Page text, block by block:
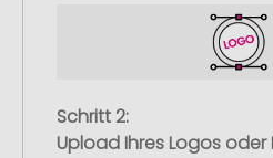
Schritt 2:
Upload Ihres Logos oder